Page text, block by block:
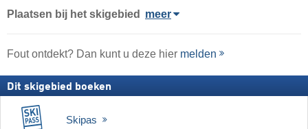
Plaatsen bij het skigebied meer
Fout ontdekt? Dan kunt u deze hier melden
Dit skigebied boeken
Skipas